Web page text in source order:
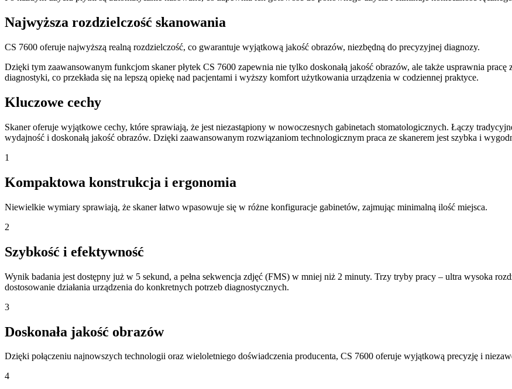
Najwyższa rozdzielczość skanowania
CS 7600 oferuje najwyższą realną rozdzielczość, co gwarantuje wyjątkową jakość obrazów, niezbędną do precyzyjnej diagnozy.
Dzięki tym zaawansowanym funkcjom skaner płytek CS 7600 zapewnia nie tylko doskonałą jakość obrazów, ale także usprawnia
diagnostyki, co przekłada się na lepszą opiekę nad pacjentami i wyższy komfort użytkowania urządzenia w codziennej praktyce.
Kluczowe cechy
Skaner oferuje wyjątkowe cechy, które sprawiają, że jest niezastąpiony w nowoczesnych gabinetach stomatologicznych. Łączy
wydajność i doskonałą jakość obrazów. Dzięki zaawansowanym rozwiązaniom technologicznym praca ze skanerem jest szybka i
1
Kompaktowa konstrukcja i ergonomia
Niewielkie wymiary sprawiają, że skaner łatwo wpasowuje się w różne konfiguracje gabinetów, zajmując minimalną ilość miejsca.
2
Szybkość i efektywność
Wynik badania jest dostępny już w 5 sekund, a pełna sekwencja zdjęć (FMS) w mniej niż 2 minuty. Trzy tryby pracy – ultra wysoka
dostosowanie działania urządzenia do konkretnych potrzeb diagnostycznych.
3
Doskonała jakość obrazów
Dzięki połączeniu najnowszych technologii oraz wieloletniego doświadczenia producenta, CS 7600 oferuje wyjątkową precyzję i
4